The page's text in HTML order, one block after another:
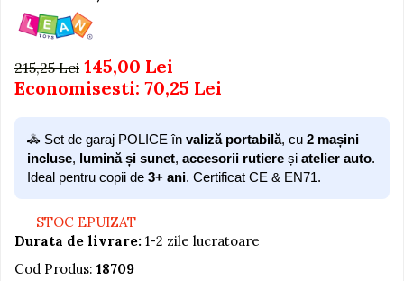
Jucarii de baie
Caluti balansoar
Figurine
Ateliere si unelte
Covorase de dans
Creative
Ingrijire cosmetica mamici
Perioada Sarcinii
Pompe de san
215,25 Lei 145,00 Lei
Economisesti: 70,25 Lei
🚓 Set de garaj POLICE în valiză portabilă, cu 2 mașini
incluse, lumină și sunet, accesorii rutiere și atelier auto.
Ideal pentru copii de 3+ ani. Certificat CE & EN71.
STOC EPUIZAT
Durata de livrare: 1-2 zile lucratoare
Cod Produs: 18709